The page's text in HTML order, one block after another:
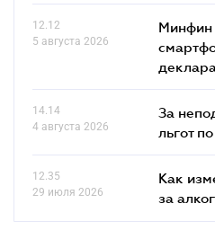
12.12
5 августа 2026
Минфин
14.14
4 августа 2026
За
льгот
12.35
29 июля 2026
Как
за